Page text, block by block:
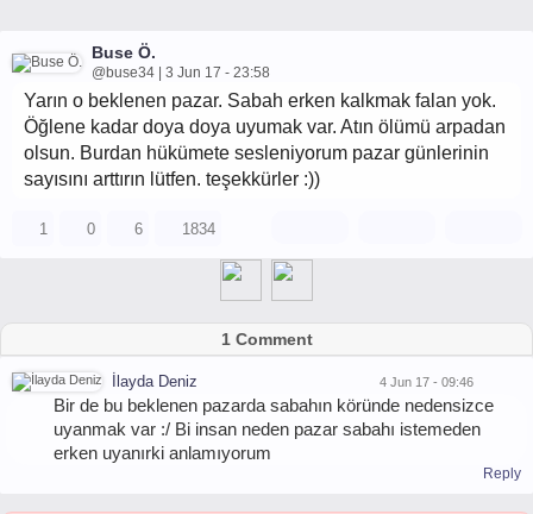
Buse Ö.
@buse34 | 3 Jun 17 - 23:58
Yarın o beklenen pazar. Sabah erken kalkmak falan yok.
Öğlene kadar doya doya uyumak var. Atın ölümü arpadan
olsun. Burdan hükümete sesleniyorum pazar günlerinin
sayısını arttırın lütfen. teşekkürler :))
1 0 6 1834
1 Comment
İlayda Deniz 4 Jun 17 - 09:46
Bir de bu beklenen pazarda sabahın köründe nedensizce
uyanmak var :/ Bi insan neden pazar sabahı istemeden
erken uyanırki anlamıyorum
Reply